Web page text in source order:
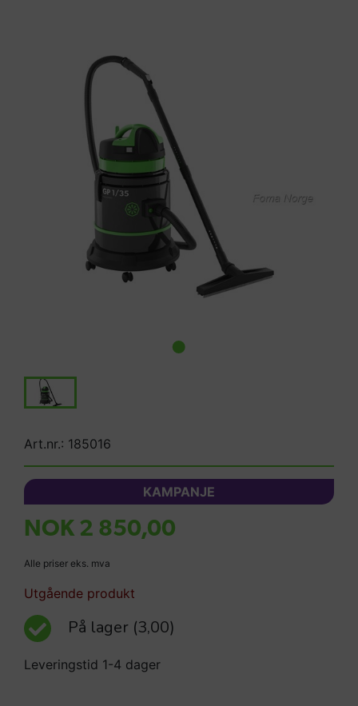
Art.nr.: 185016
KAMPANJE
NOK 2 850,00
Alle priser eks. mva
Utgående produkt
På lager (3,00)
Leveringstid 1-4 dager